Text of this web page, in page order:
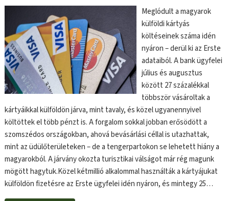
Meglódult a magyarok
külföldi kártyás
költéseinek száma idén
nyáron – derül ki az Erste
adataiból. A bank ügyfelei
július és augusztus
között 27 százalékkal
többször vásároltak a
kártyáikkal külföldön járva, mint tavaly, és közel ugyanennyivel
költöttek el több pénzt is. A forgalom sokkal jobban erősödött a
szomszédos országokban, ahová bevásárlási céllal is utazhattak,
mint az üdülőterületeken – de a tengerpartokon se lehetett hiány a
magyarokból. A járvány okozta turisztikai válságot már rég magunk
mögött hagytuk.Közel kétmillió alkalommal használták a kártyájukat
külföldön fizetésre az Erste ügyfelei idén nyáron, és mintegy 25…